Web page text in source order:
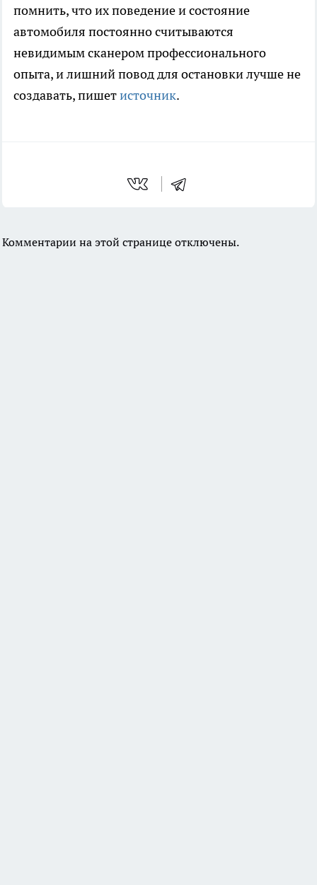
помнить, что их поведение и состояние
автомобиля постоянно считываются
невидимым сканером профессионального
опыта, и лишний повод для остановки лучше не
создавать, пишетисточник.
Комментарии на этой странице отключены.